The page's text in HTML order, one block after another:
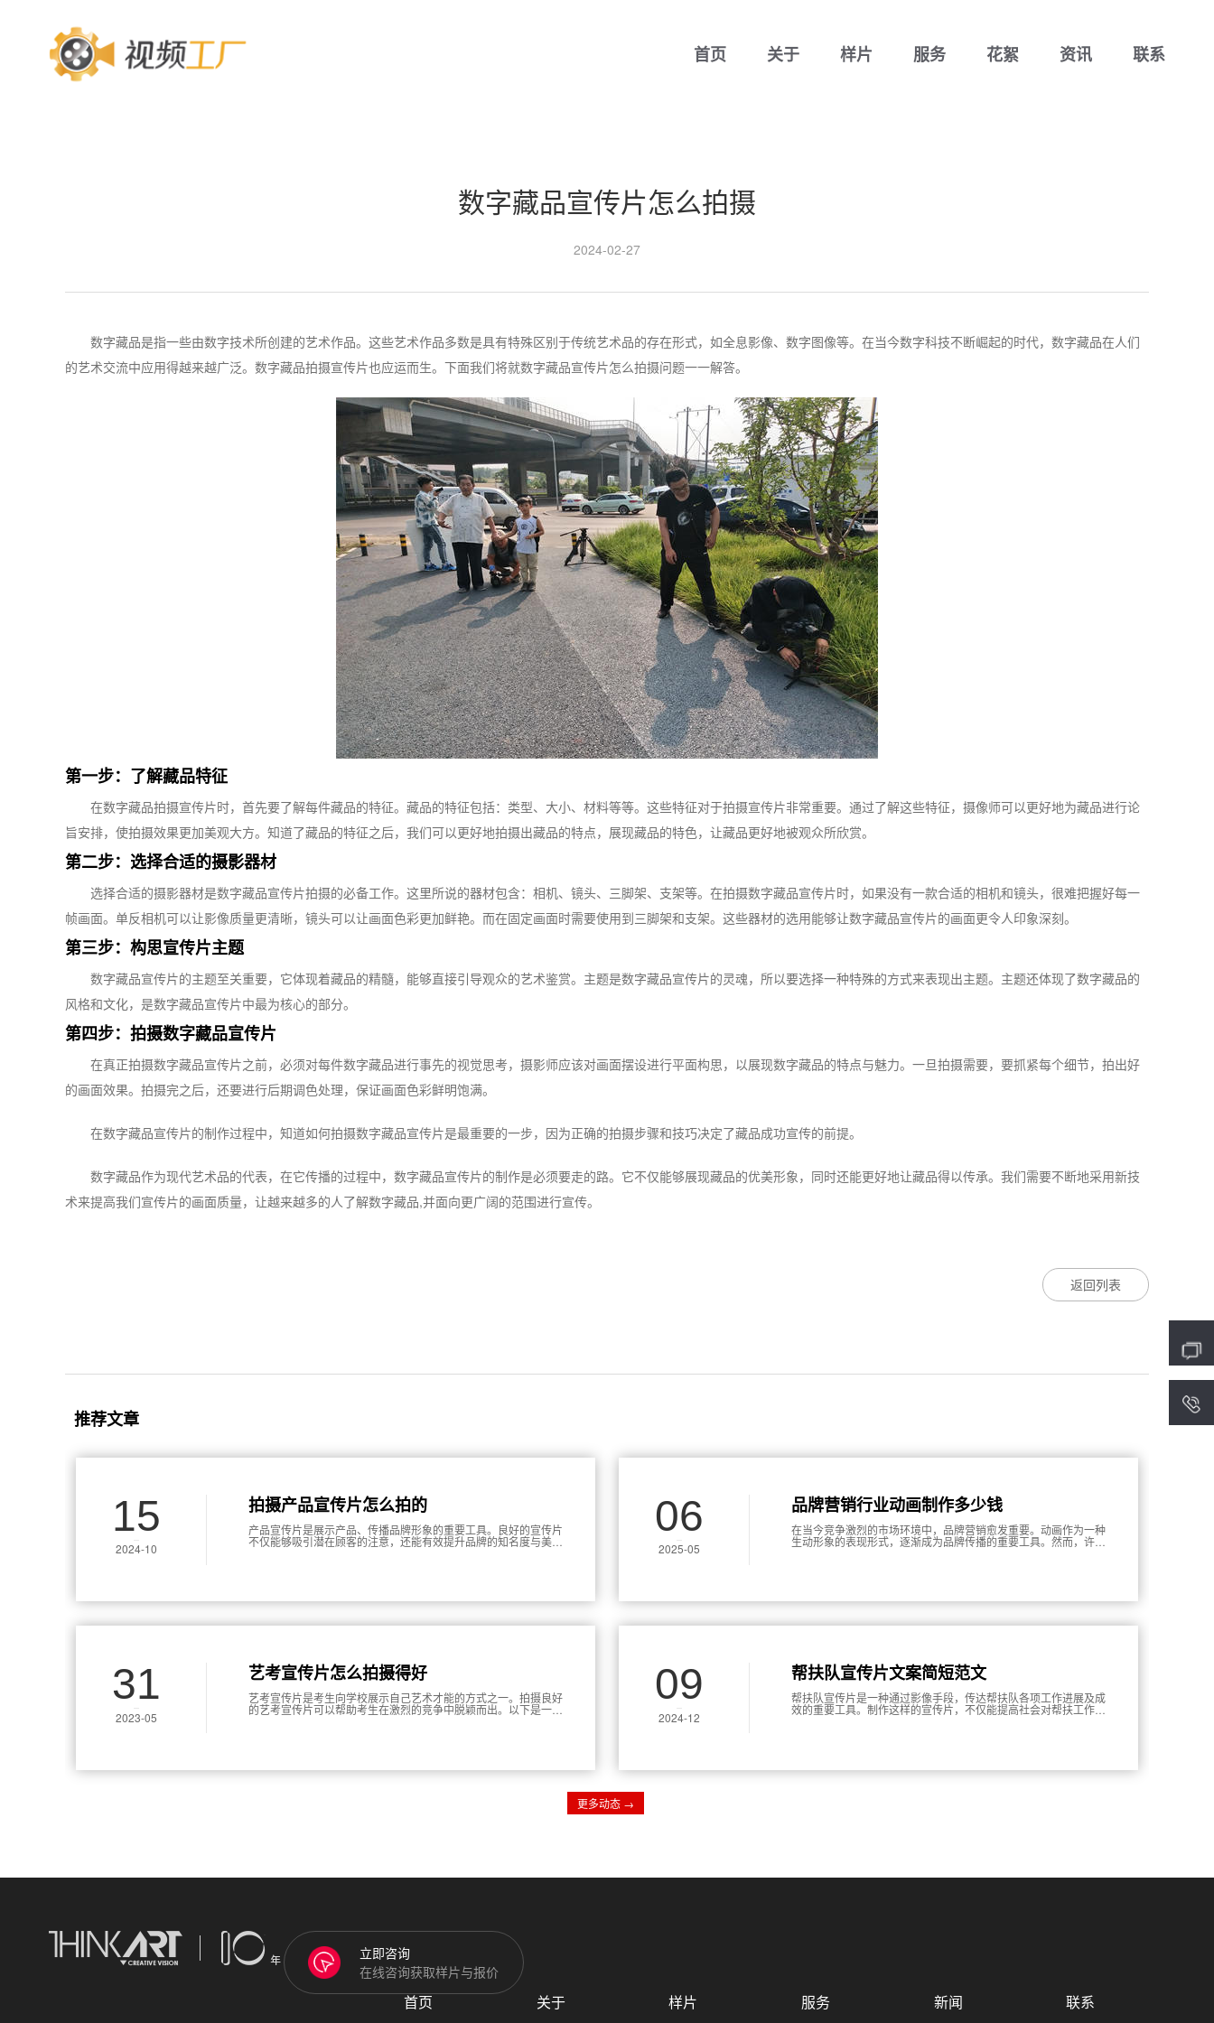
首页 关于 样片 服务 花絮 资讯 联系
数字藏品宣传片怎么拍摄
2024-02-27
数字藏品是指一些由数字技术所创建的艺术作品。这些艺术作品多数是具有特殊区别于传统艺术品的存在形式，如全息影像、数字图像等。在当今数字科技不断崛起的时代，数字藏品在人们
的艺术交流中应用得越来越广泛。数字藏品拍摄宣传片也应运而生。下面我们将就数字藏品宣传片怎么拍摄问题一一解答。
第一步：了解藏品特征
在数字藏品拍摄宣传片时，首先要了解每件藏品的特征。藏品的特征包括：类型、大小、材料等等。这些特征对于拍摄宣传片非常重要。通过了解这些特征，摄像师可以更好地为藏品进行论
旨安排，使拍摄效果更加美观大方。知道了藏品的特征之后，我们可以更好地拍摄出藏品的特点，展现藏品的特色，让藏品更好地被观众所欣赏。
第二步：选择合适的摄影器材
选择合适的摄影器材是数字藏品宣传片拍摄的必备工作。这里所说的器材包含：相机、镜头、三脚架、支架等。在拍摄数字藏品宣传片时，如果没有一款合适的相机和镜头，很难把握好每一
帧画面。单反相机可以让影像质量更清晰，镜头可以让画面色彩更加鲜艳。而在固定画面时需要使用到三脚架和支架。这些器材的选用能够让数字藏品宣传片的画面更令人印象深刻。
第三步：构思宣传片主题
数字藏品宣传片的主题至关重要，它体现着藏品的精髓，能够直接引导观众的艺术鉴赏。主题是数字藏品宣传片的灵魂，所以要选择一种特殊的方式来表现出主题。主题还体现了数字藏品的
风格和文化，是数字藏品宣传片中最为核心的部分。
第四步：拍摄数字藏品宣传片
在真正拍摄数字藏品宣传片之前，必须对每件数字藏品进行事先的视觉思考，摄影师应该对画面摆设进行平面构思，以展现数字藏品的特点与魅力。一旦拍摄需要，要抓紧每个细节，拍出好
的画面效果。拍摄完之后，还要进行后期调色处理，保证画面色彩鲜明饱满。
在数字藏品宣传片的制作过程中，知道如何拍摄数字藏品宣传片是最重要的一步，因为正确的拍摄步骤和技巧决定了藏品成功宣传的前提。
数字藏品作为现代艺术品的代表，在它传播的过程中，数字藏品宣传片的制作是必须要走的路。它不仅能够展现藏品的优美形象，同时还能更好地让藏品得以传承。我们需要不断地采用新技
术来提高我们宣传片的画面质量，让越来越多的人了解数字藏品,并面向更广阔的范围进行宣传。
返回列表
推荐文章
15
2024-10
拍摄产品宣传片怎么拍的
产品宣传片是展示产品、传播品牌形象的重要工具。良好的宣传片
不仅能够吸引潜在顾客的注意，还能有效提升品牌的知名度与美誉
06
2025-05
品牌营销行业动画制作多少钱
在当今竞争激烈的市场环境中，品牌营销愈发重要。动画作为一种
生动形象的表现形式，逐渐成为品牌传播的重要工具。然而，许多
31
2023-05
艺考宣传片怎么拍摄得好
艺考宣传片是考生向学校展示自己艺术才能的方式之一。拍摄良好
的艺考宣传片可以帮助考生在激烈的竞争中脱颖而出。以下是一些
09
2024-12
帮扶队宣传片文案简短范文
帮扶队宣传片是一种通过影像手段，传达帮扶队各项工作进展及成
效的重要工具。制作这样的宣传片，不仅能提高社会对帮扶工作认
更多动态 →
立即咨询
在线咨询获取样片与报价
首页 关于 样片 服务 新闻 联系